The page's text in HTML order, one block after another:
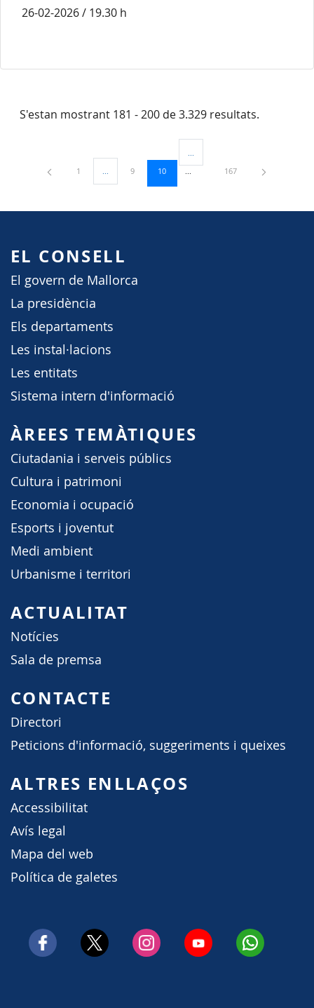
26-02-2026 / 19.30 h
S'estan mostrant 181 - 200 de 3.329 resultats.
Pàgina
1 ...Pàgines intermèdies Utilitzeu TAB per navegar.
Pàgina
9 Pàgina
10
Pàgines intermèdies Utilitzeu TAB
Pàgina
167
EL CONSELL
El govern de Mallorca
La presidència
Els departaments
Les instal·lacions
Les entitats
Sistema intern d'informació
ÀREES TEMÀTIQUES
Ciutadania i serveis públics
Cultura i patrimoni
Economia i ocupació
Esports i joventut
Medi ambient
Urbanisme i territori
ACTUALITAT
Notícies
Sala de premsa
CONTACTE
Directori
Peticions d'informació, suggeriments i queixes
ALTRES ENLLAÇOS
Accessibilitat
Avís legal
Mapa del web
Política de galetes